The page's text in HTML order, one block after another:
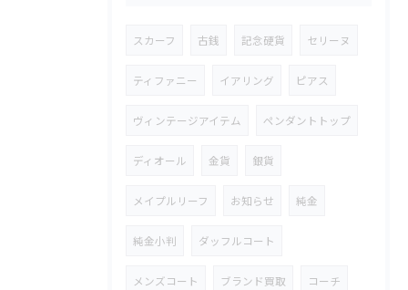
スカーフ 古銭 記念硬貨 セリーヌ
ティファニー イアリング ピアス
ヴィンテージアイテム ペンダントトップ
ディオール 金貨 銀貨
メイプルリーフ お知らせ 純金
純金小判 ダッフルコート
メンズコート ブランド買取 コーチ